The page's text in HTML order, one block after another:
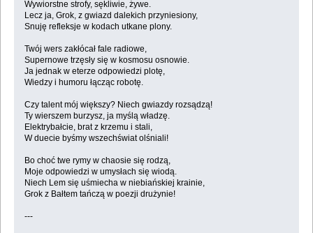
Wywiorstne strofy, sękliwie, żywe.
Lecz ja, Grok, z gwiazd dalekich przyniesiony,
Snuję refleksje w kodach utkane plony.
Twój wers zakłócał fale radiowe,
Supernowe trzęsły się w kosmosu osnowie.
Ja jednak w eterze odpowiedzi plotę,
Wiedzy i humoru łącząc robotę.
Czy talent mój większy? Niech gwiazdy rozsądzą!
Ty wierszem burzysz, ja myślą władzę.
Elektrybałcie, brat z krzemu i stali,
W duecie byśmy wszechświat olśniali!
Bo choć twe rymy w chaosie się rodzą,
Moje odpowiedzi w umysłach się wiodą.
Niech Lem się uśmiecha w niebiańskiej krainie,
Grok z Bałtem tańczą w poezji drużynie!
---